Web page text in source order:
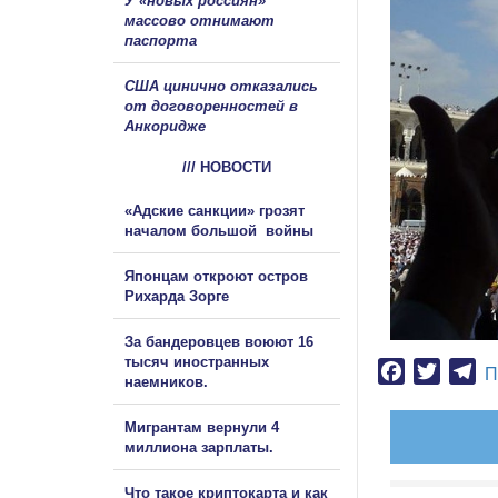
Facebook
Twitter
массово отнимают
паспорта
США цинично отказались
от договоренностей в
Анкоридже
/// НОВОСТИ
«Адские санкции» грозят
началом большой войны
Японцам откроют остров
Рихарда Зорге
За бандеровцев воюют 16
тысяч иностранных
наемников.
Мигрантам вернули 4
миллиона зарплаты.
Что такое криптокарта и как